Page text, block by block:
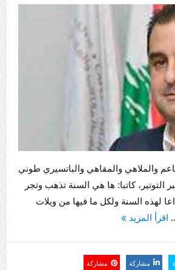
والملاهي والمقاهي والباتسيري طوني
التوتير، كاتبا: ها هي السنة تذهب وتجر
لهذه السنة ولكل ما فيها من ويلات
اقرأ المزيد
مشاركة مشاركة